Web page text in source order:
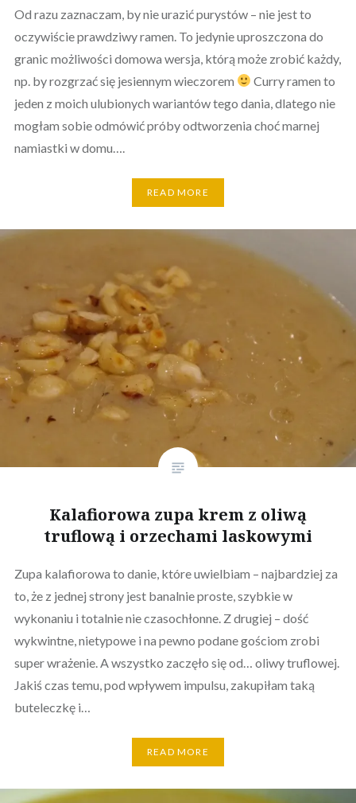
Od razu zaznaczam, by nie urazić purystów – nie jest to
oczywiście prawdziwy ramen. To jedynie uproszczona do
granic możliwości domowa wersja, którą może zrobić każdy,
np. by rozgrzać się jesiennym wieczorem
Curry ramen to
jeden z moich ulubionych wariantów tego dania, dlatego nie
mogłam sobie odmówić próby odtworzenia choć marnej
namiastki w domu….
READ MORE
Kalafiorowa zupa krem z oliwą
truflową i orzechami laskowymi
Zupa kalafiorowa to danie, które uwielbiam – najbardziej za
to, że z jednej strony jest banalnie proste, szybkie w
wykonaniu i totalnie nie czasochłonne. Z drugiej – dość
wykwintne, nietypowe i na pewno podane gościom zrobi
super wrażenie. A wszystko zaczęło się od… oliwy truflowej.
Jakiś czas temu, pod wpływem impulsu, zakupiłam taką
buteleczkę i…
READ MORE